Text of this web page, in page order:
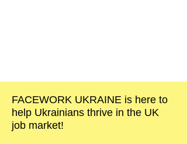
FACEWORK UKRAINE is here to
help Ukrainians thrive in the UK
job market!